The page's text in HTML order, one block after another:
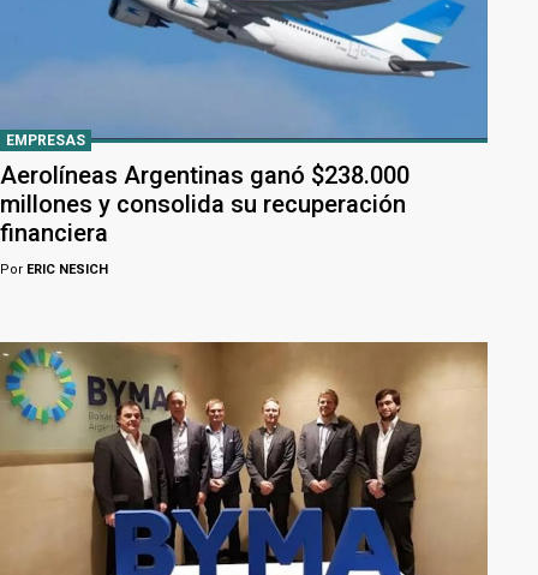
EMPRESAS
Aerolíneas Argentinas ganó $238.000
millones y consolida su recuperación
financiera
Por ERIC NESICH